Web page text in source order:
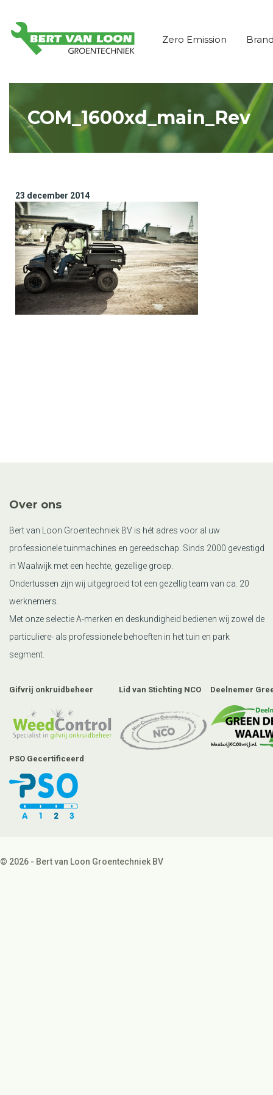
Zero Emission
COM_1600xd_main_Rev
23 december 2014
Over ons
Bert van Loon Groentechniek BV is hét adres voor al uw
professionele tuinmachines en gereedschap. Sinds 2000 gevestigd
in Waalwijk met een hechte, gezellige groep.
Ondertussen zijn wij uitgegroeid tot een gezellig team van ca. 20
werknemers.
Met onze selectie A-merken en deskundigheid bedienen wij zowel de
particuliere- als professionele behoeften in het tuin en park
segment.
Gifvrij onkruidbeheer Lid van Stichting NCO Deelnemer
PSO Gecertificeerd
© 2026 - Bert van Loon Groentechniek BV